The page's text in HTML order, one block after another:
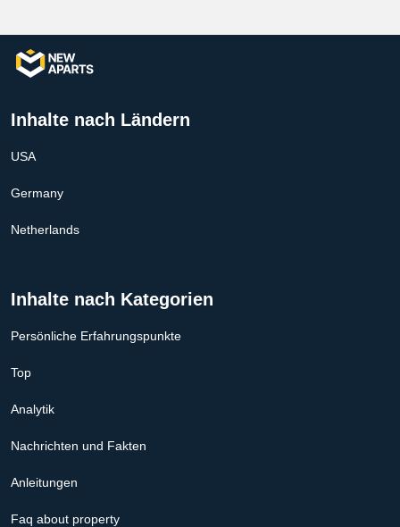
Inhalte nach Ländern
USA
Germany
Netherlands
Inhalte nach Kategorien
Persönliche Erfahrungspunkte
Top
Analytik
Nachrichten und Fakten
Anleitungen
Faq about property